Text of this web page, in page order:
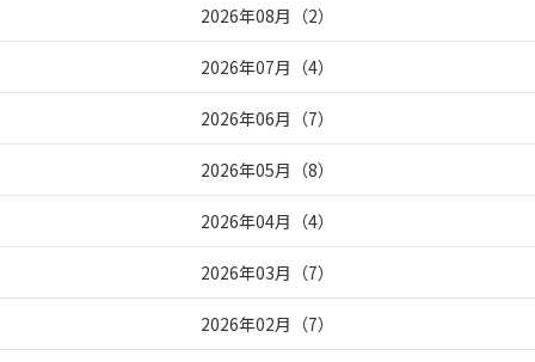
2026年08月 （2）
2026年07月 （4）
2026年06月 （7）
2026年05月 （8）
2026年04月 （4）
2026年03月 （7）
2026年02月 （7）